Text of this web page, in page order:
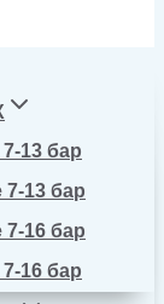
13 бар
13 бар
16 бар
16 бар